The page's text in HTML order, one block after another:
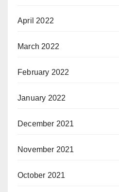
April 2022
March 2022
February 2022
January 2022
December 2021
November 2021
October 2021